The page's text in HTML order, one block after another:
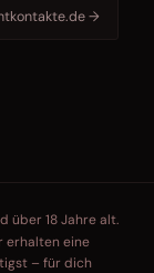
→
über 18 Jahre alt.
erhalten eine
– für dich